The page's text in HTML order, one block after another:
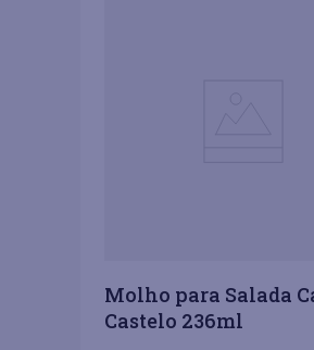
Molho para Salada
Castelo 236ml